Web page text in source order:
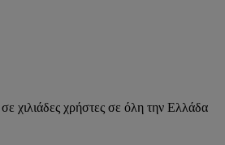
χρήστες σε όλη την Ελλάδα